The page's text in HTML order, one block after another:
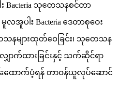
သုတေသနစင်တာ
အူပါး Bacteria ဒေတာစုဝေး
ေသနများထုတ်ဝေခြင်း၊ သုတေသန
ျှောက်ထားခြင်းနှင့် သက်ဆိုင်ရာ
ာက်ပံ့ရန် တာဝန်ယူလုပ်ဆောင်